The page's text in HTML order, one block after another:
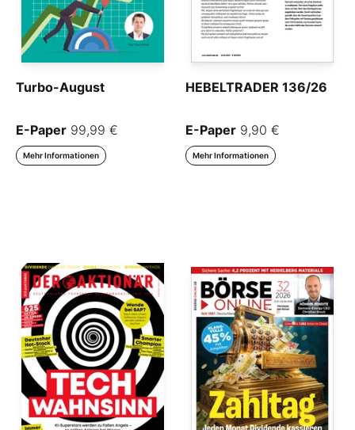
Turbo-August
E-Paper 99,99 €
Mehr Informationen
HEBELTRADER 136/26
E-Paper 9,90 €
Mehr Informationen